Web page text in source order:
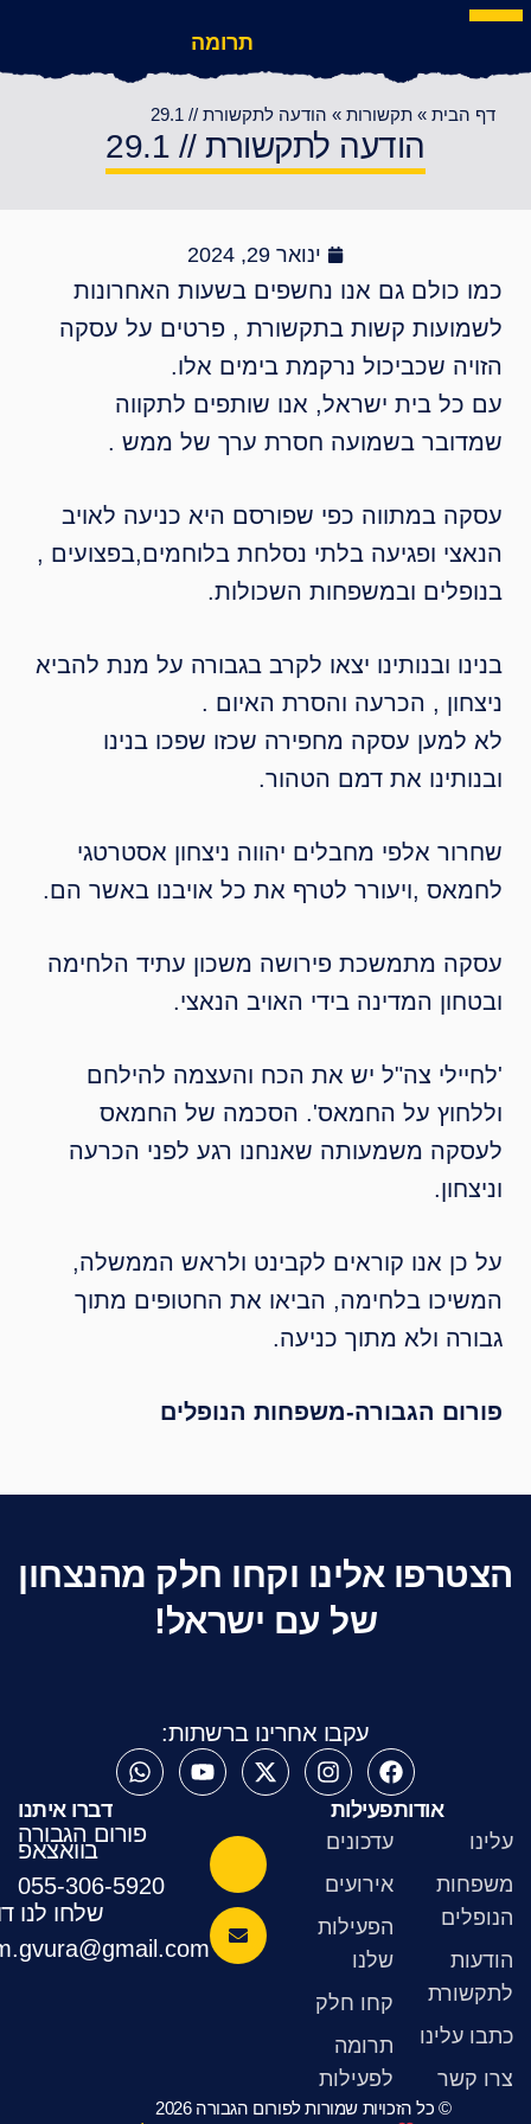
»תקשורות »הודעה לתקשורת // 29.1
הודעה לתקשורת // 29.1
ינואר 29, 2024
גם אנו נחשפים בשעות האחרונות
קשות בתקשורת , פרטים על עסקה
שכביכול נרקמת בימים אלו.
בית ישראל, אנו שותפים לתקווה
בשמועה חסרת ערך של ממש .
במתווה כפי שפורסם היא כניעה לאויב
ופגיעה בלתי נסלחת בלוחמים,בפצועים ,
ובמשפחות השכולות.
ובנותינו יצאו לקרב בגבורה על מנת להביא
, הכרעה והסרת האיום .
עסקה מחפירה שכזו שפכו בנינו
את דמם הטהור.
אלפי מחבלים יהווה ניצחון אסטרטגי
,ויעורר לטרף את כל אויבנו באשר הם.
מתמשכת פירושה משכון עתיד הלחימה
המדינה בידי האויב הנאצי.
צה"ל יש את הכח והעצמה להילחם
על החמאס'. הסכמה של החמאס
משמעותה שאנחנו רגע לפני הכרעה
אנו קוראים לקבינט ולראש הממשלה,
בלחימה, הביאו את החטופים מתוך
ולא מתוך כניעה.
הגבורה-משפחות הנופלים
אלינו וקחו חלק מהנצחון
של עם ישראל!
עקבו אחרינו ברשתות:
פעילות
אירועים
הפעילות
שלנו
קחו חלק
תרומה
לפעילות
דברו איתנו
פורום הגבורה
בוואצאפ
055-306-5920
שלחו לנו דוא"ל
heroism.gvura@gmail.com
© כל הזכויות שמורות לפורום הגבורה 2026